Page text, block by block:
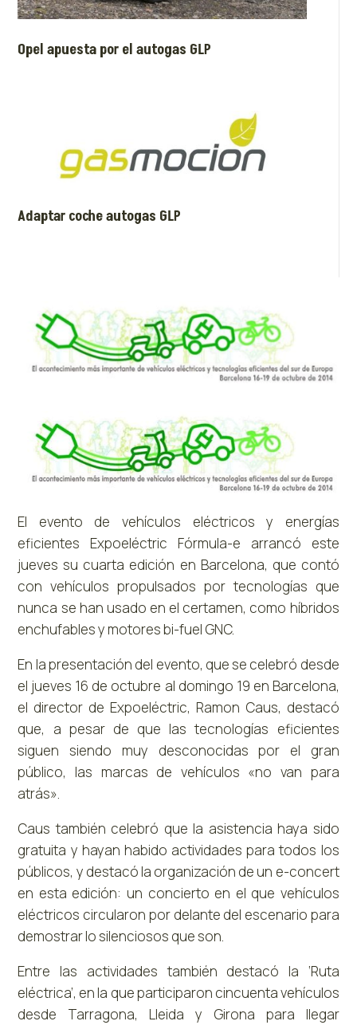
Opel apuesta por el autogas GLP
Adaptar coche autogas GLP
El evento de vehículos eléctricos y energías
eficientes Expoeléctric Fórmula-e arrancó este
jueves su cuarta edición en Barcelona, que contó
con vehículos propulsados por tecnologías que
nunca se han usado en el certamen, como híbridos
enchufables y motores bi-fuel GNC.
En la presentación del evento, que se celebró desde
el jueves 16 de octubre al domingo 19 en Barcelona,
el director de Expoeléctric, Ramon Caus, destacó
que, a pesar de que las tecnologías eficientes
siguen siendo muy desconocidas por el gran
público, las marcas de vehículos «no van para
atrás».
Caus también celebró que la asistencia haya sido
gratuita y hayan habido actividades para todos los
públicos, y destacó la organización de un e-concert
en esta edición: un concierto en el que vehículos
eléctricos circularon por delante del escenario para
demostrar lo silenciosos que son.
Entre las actividades también destacó la ‘Ruta
eléctrica’, en la que participaron cincuenta vehículos
desde Tarragona, Lleida y Girona para llegar